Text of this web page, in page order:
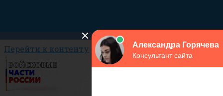
Перейти к контенту